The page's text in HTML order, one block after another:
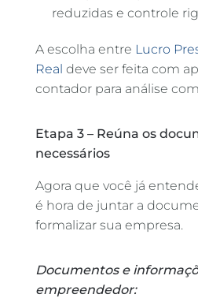
reduzidas e controle
A escolha entre Lucro
Real deve ser feita com
contador para análise
Etapa 3 – Reúna os
necessários
Agora que você já
é hora de juntar a
formalizar sua empresa.
Documentos e
empreendedor: